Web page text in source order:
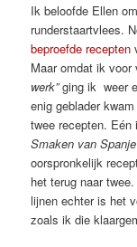
Ik beloofde Ellen
runderstaartvlees.
beproefde recepten
Maar omdat ik voor
werk”ging ik weer
enig geblader
twee recepten. Eén
Smaken van Spanje
oorspronkelijk
het terug naar
lijnen echter is het
zoals ik die